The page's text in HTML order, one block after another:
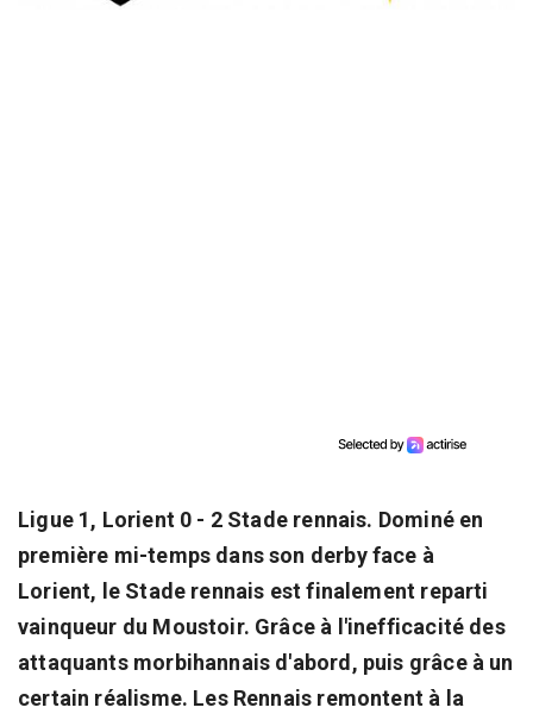
Ligue 1, Lorient 0 - 2 Stade rennais. Dominé en
première mi-temps dans son derby face à
Lorient, le Stade rennais est finalement reparti
vainqueur du Moustoir. Grâce à l'inefficacité des
attaquants morbihannais d'abord, puis grâce à un
certain réalisme. Les Rennais remontent à la